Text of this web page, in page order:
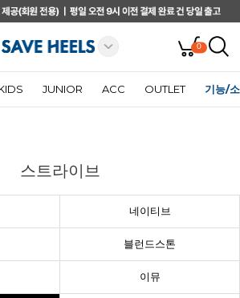
0
JUNIOR ACC OUTLET 기능/
스트라이브
네이티브
블런드스톤
이뮤